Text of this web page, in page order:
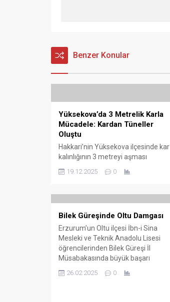
Benzer Konular
Yüksekova’da 3 Metrelik Karla
Mücadele: Kardan Tüneller
Oluştu
Hakkari’nin Yüksekova ilçesinde kar
kalınlığının 3 metreyi aşması
yüksek rakımlı bölgelerde yoğun
İdaresi Genel Sekreterliği ve
Müdürlüğü Şantiye Şefliği ekipleri,
açtıkları yolların zaman zaman
kardan oluşan tünelleri andırdığını
belirtti. Karla mücadele sırasında
zorlu anlar yaşansa da...
19.12.2025 0
Bilek Güreşinde Oltu Damgası
Erzurum’un Oltu ilçesi İbn-i Sina
Mesleki ve Teknik Anadolu Lisesi
öğrencilerinden Bilek Güreşi İl
Müsabakasında büyük başarı
İbn-i Sina Mesleki ve Teknik
26.02.2025 0